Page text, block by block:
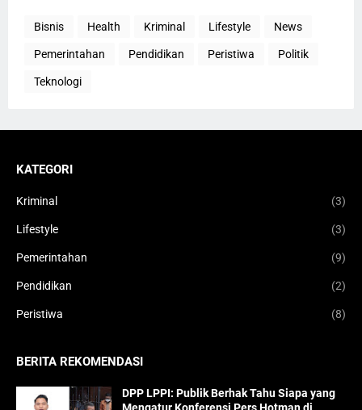
Bisnis Health Kriminal Lifestyle News
Pemerintahan Pendidikan Peristiwa Politik
Teknologi
KATEGORI
Kriminal (3)
Lifestyle (3)
Pemerintahan (9)
Pendidikan (2)
Peristiwa (8)
BERITA REKOMENDASI
DPP LPPI: Publik Berhak Tahu Siapa yang